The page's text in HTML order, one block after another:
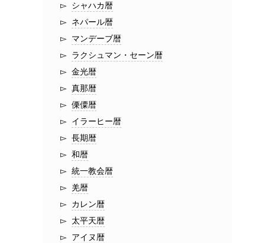
シャハカ暦
ネパール暦
マンデーブ暦
ラクシュマン・セーン暦
金光暦
真那暦
傈僳暦
イラーヒー暦
長期暦
和暦
統一教会暦
羌暦
カレン暦
太平天暦
アイヌ暦